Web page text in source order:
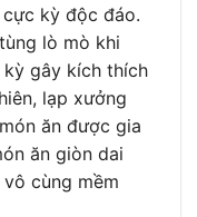
kỳ độc đáo.
lò mò khi
gây kích thích
lạp xưởng
ăn được gia
ăn giòn dai
cùng mềm